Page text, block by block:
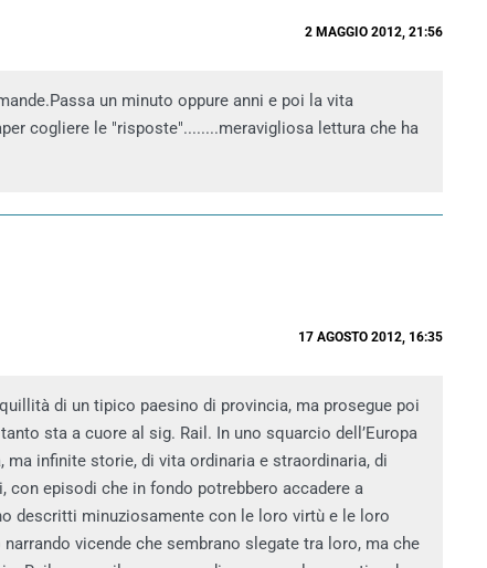
2 MAGGIO 2012, 21:56
un minuto oppure anni e poi la vita
cogliere le "risposte"........meravigliosa lettura che ha
17 AGOSTO 2012, 16:35
di un tipico paesino di provincia, ma prosegue poi
sta a cuore al sig. Rail. In uno squarcio dell’Europa
ma infinite storie, di vita ordinaria e straordinaria, di
episodi che in fondo potrebbero accadere a
descritti minuziosamente con le loro virtù e le loro
vicende che sembrano slegate tra loro, ma che